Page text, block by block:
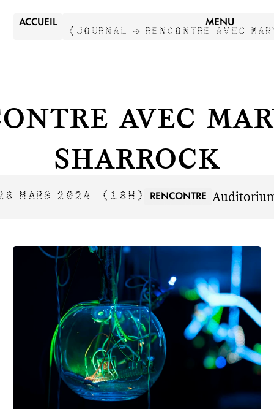
U
E
ACCUEIL MENU
( JOURNAL → RENCONTRE AVEC
avec
Sharrock
MARS 2024 (18H) RENCONTRE